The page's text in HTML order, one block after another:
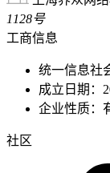
1128号
工商信息
统一信息社
成立日期：
企业性质：
社区